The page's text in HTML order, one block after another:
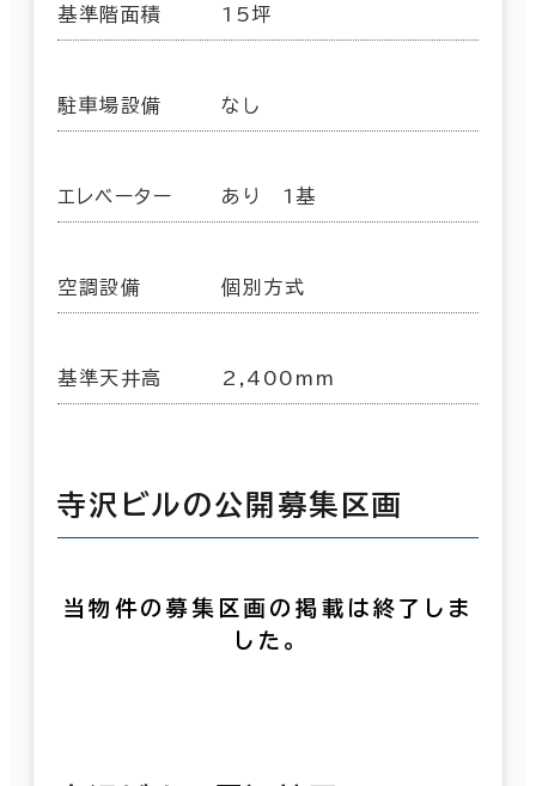
基準階面積 15坪
駐車場設備 なし
エレベーター あり 1基
空調設備 個別方式
基準天井高 2,400mm
寺沢ビルの公開募集区画
当物件の募集区画の掲載は終了しま
した。